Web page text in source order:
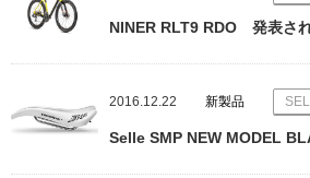
NINER RLT9 RDO 発表さ
2016.12.22 新製品
Selle SMP NEW MODEL